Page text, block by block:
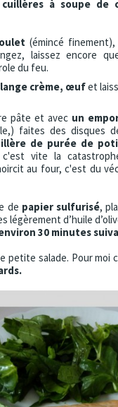
à soupe de
(émincé finement),
laissez encore
du feu.
crème, œufet
pâte et avec un
faites des disques
de purée de
c'est vite la
au four, c'est du
de papier sulfurisé,
légèrement d’huile
30 minutes
petite salade. Pour moi